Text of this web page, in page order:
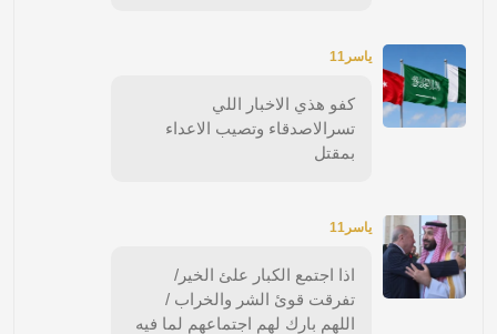
ياسر11
كفو هذي الاخبار اللي
تسرالاصدقاء وتصيب الاعداء
بمقتل
ياسر11
اذا اجتمع الكبار علئ الخير/
تفرقت قوئ الشر والخراب /
اللهم بارك لهم اجتماعهم لما فيه